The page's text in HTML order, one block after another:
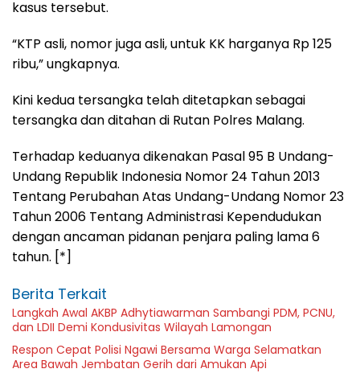
kasus tersebut.
“KTP asli, nomor juga asli, untuk KK harganya Rp 125
ribu,” ungkapnya.
Kini kedua tersangka telah ditetapkan sebagai
tersangka dan ditahan di Rutan Polres Malang.
Terhadap keduanya dikenakan Pasal 95 B Undang-
Undang Republik Indonesia Nomor 24 Tahun 2013
Tentang Perubahan Atas Undang-Undang Nomor 23
Tahun 2006 Tentang Administrasi Kependudukan
dengan ancaman pidanan penjara paling lama 6
tahun. [*]
Berita Terkait
Langkah Awal AKBP Adhytiawarman Sambangi PDM, PCNU,
dan LDII Demi Kondusivitas Wilayah Lamongan
Respon Cepat Polisi Ngawi Bersama Warga Selamatkan
Area Bawah Jembatan Gerih dari Amukan Api